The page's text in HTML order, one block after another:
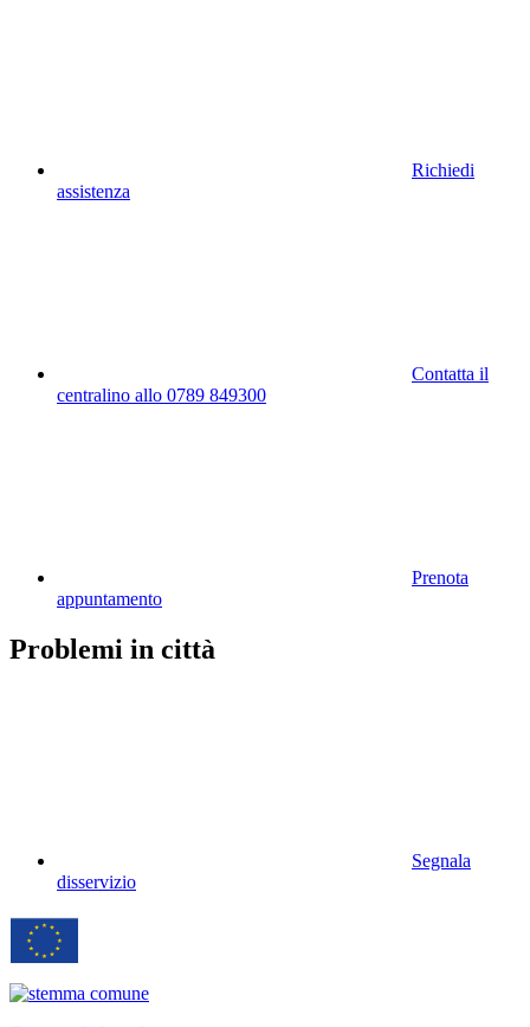
Richiedi
assistenza
Contatta il
centralino allo 0789 849300
Prenota
appuntamento
Problemi in città
Segnala
disservizio